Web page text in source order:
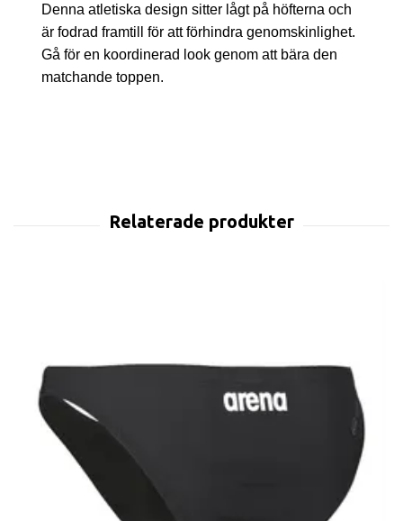
Denna atletiska design sitter lågt på höfterna och
är fodrad framtill för att förhindra genomskinlighet.
Gå för en koordinerad look genom att bära den
matchande toppen.